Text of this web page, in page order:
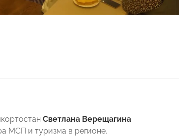
Светлана Верещагина
МСП и туризма в регионе.